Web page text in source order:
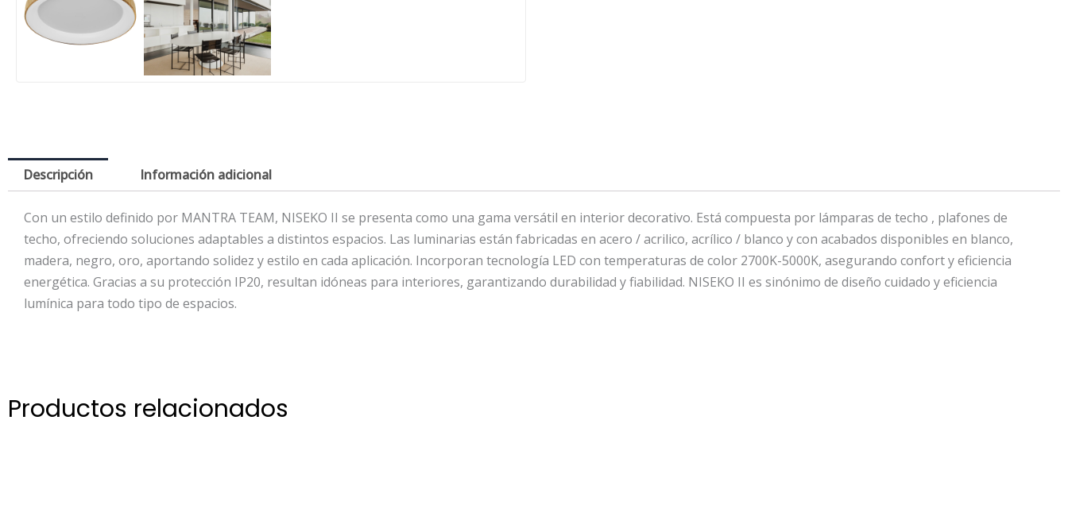
Descripción Información adicional
Con un estilo definido por MANTRA TEAM, NISEKO II se presenta como una gama versátil en interior decorativo. Está compuesta por lámparas de techo , plafones de
techo, ofreciendo soluciones adaptables a distintos espacios. Las luminarias están fabricadas en acero / acrilico, acrílico / blanco y con acabados disponibles en blanco,
madera, negro, oro, aportando solidez y estilo en cada aplicación. Incorporan tecnología LED con temperaturas de color 2700K-5000K, asegurando confort y eficiencia
energética. Gracias a su protección IP20, resultan idóneas para interiores, garantizando durabilidad y fiabilidad. NISEKO II es sinónimo de diseño cuidado y eficiencia
lumínica para todo tipo de espacios.
Productos relacionados